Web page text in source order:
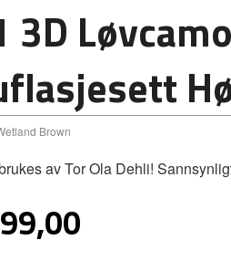
3D
Brown
av Tor Ola Dehli!